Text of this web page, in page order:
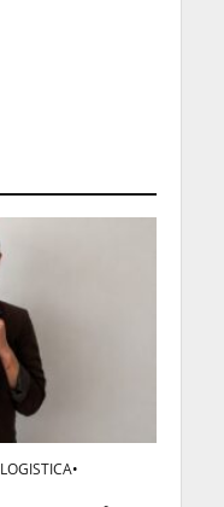
LOGISTICA•